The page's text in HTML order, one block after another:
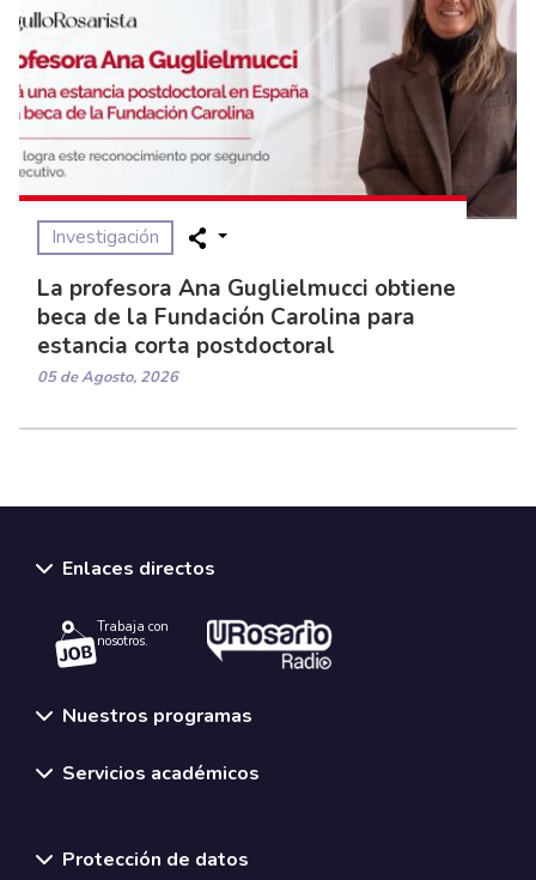
Investigación
La profesora Ana Guglielmucci obtiene
beca de la Fundación Carolina para
estancia corta postdoctoral
05 de Agosto, 2026
Enlaces directos
Trabaja con
nosotros.
Nuestros programas
Servicios académicos
Protección de datos